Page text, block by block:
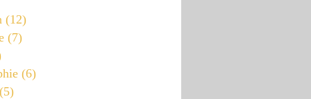
(12)
(7)
(6)
(5)